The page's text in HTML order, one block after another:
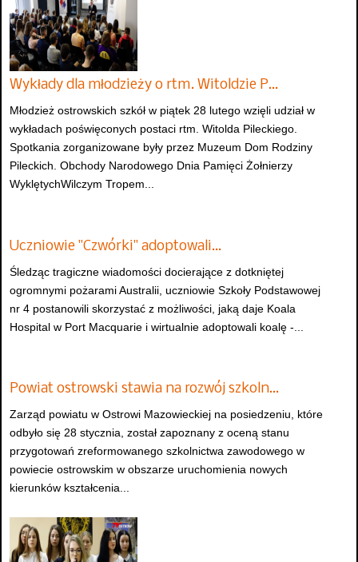
Wykłady dla młodzieży o rtm. Witoldzie P…
Młodzież ostrowskich szkół w piątek 28 lutego wzięli udział w
wykładach poświęconych postaci rtm. Witolda Pileckiego.
Spotkania zorganizowane były przez Muzeum Dom Rodziny
Pileckich. Obchody Narodowego Dnia Pamięci Żołnierzy
WyklętychWilczym Tropem...
Uczniowie "Czwórki" adoptowali…
Śledząc tragiczne wiadomości docierające z dotkniętej
ogromnymi pożarami Australii, uczniowie Szkoły Podstawowej
nr 4 postanowili skorzystać z możliwości, jaką daje Koala
Hospital w Port Macquarie i wirtualnie adoptowali koalę -...
Powiat ostrowski stawia na rozwój szkoln…
Zarząd powiatu w Ostrowi Mazowieckiej na posiedzeniu, które
odbyło się 28 stycznia, został zapoznany z oceną stanu
przygotowań zreformowanego szkolnictwa zawodowego w
powiecie ostrowskim w obszarze uruchomienia nowych
kierunków kształcenia...